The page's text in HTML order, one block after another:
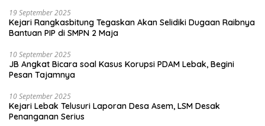
19 September 2025
Kejari Rangkasbitung Tegaskan Akan Selidiki Dugaan Raibnya
Bantuan PIP di SMPN 2 Maja
10 September 2025
JB Angkat Bicara soal Kasus Korupsi PDAM Lebak, Begini
Pesan Tajamnya
10 September 2025
Kejari Lebak Telusuri Laporan Desa Asem, LSM Desak
Penanganan Serius